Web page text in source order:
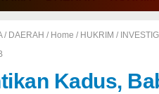
/ DAERAH / Home / HUKRIM /
Kadus,